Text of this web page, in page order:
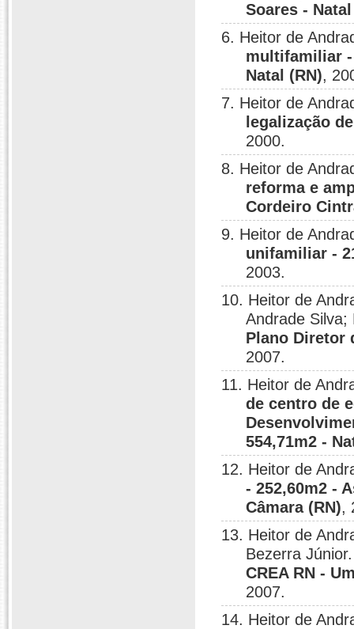
Soares -
6. Heitor de
multifamiliar -
Natal (RN),
7. Heitor de
legalização
2000.
8. Heitor de
reforma e
Cordeiro
9. Heitor de
unifamiliar -
2003.
10. Heitor de
Andrade Silva;
Plano Diretor
2007.
11. Heitor de
de centro de
554,71m2 -
12. Heitor de
- 252,60m2 -
Câmara (RN),
13. Heitor de
Bezerra
CREA RN -
2007.
14. Heitor de